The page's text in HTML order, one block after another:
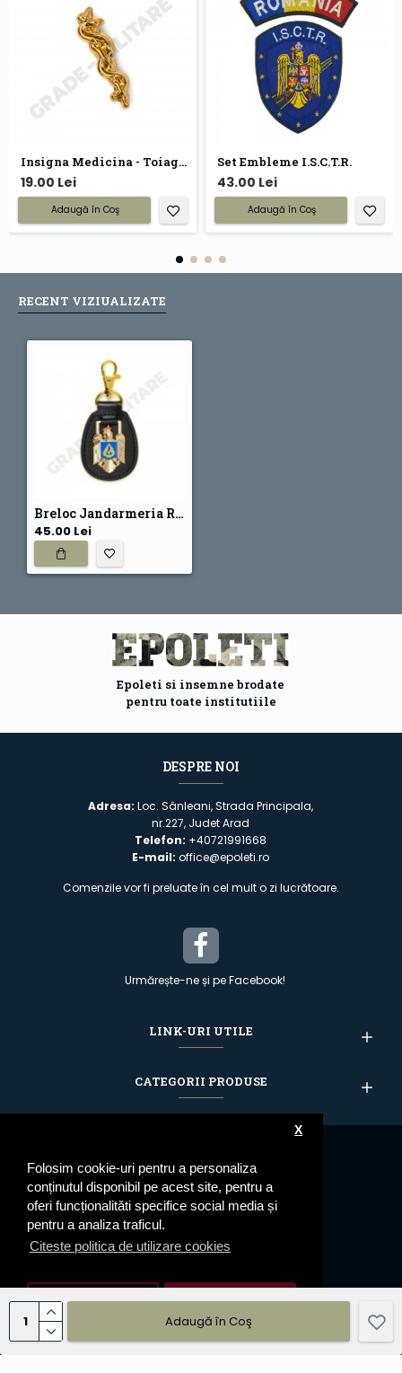
Folosim cookie-uri pentru a personaliza
conținutul disponibil pe acest site, pentru a
oferi funcționalităti specifice social media și
pentru a analiza traficul.
Citeste politica de utilizare cookies
X
Setari cookie De Acord
Adaugă în Coş
Insigna Medicina - Toiagul lui Esculap
19.00 Lei
Adaugă în Coş
Set Embleme I.S.C.T.R.
43.00 Lei
Adaugă în Coş
RECENT VIZIUALIZATE
Breloc Jandarmeria Romana
45.00 Lei
Epoleti si insemne brodate
pentru toate institutiile
DESPRE NOI
Adresa:Loc. Sânleani, Strada Principala,
nr.227, Judet Arad
Telefon: +40721991668
E-mail: office@epoleti.ro
Comenzile vor fi preluate în cel mult o zi lucrătoare.
Urmărește-ne și pe Facebook!
LINK-URI UTILE
CATEGORII PRODUSE
© 2023 Epoleti.ro - Toate drepturile rezervate